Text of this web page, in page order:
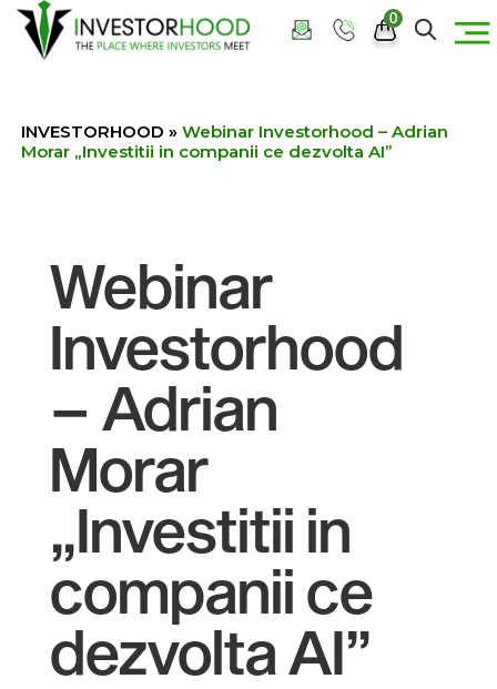
0
INVESTORHOOD » Webinar Investorhood – Adrian
Morar „Investitii in companii ce dezvolta AI”
Webinar
Investorhood
– Adrian
Morar
„Investitii in
companii ce
dezvolta AI”